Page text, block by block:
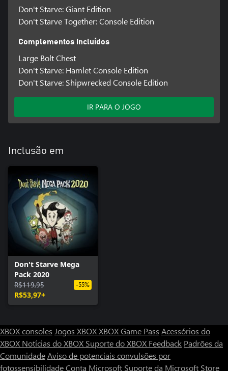
Don't Starve: Giant Edition
Don't Starve Together: Console Edition
Complementos incluídos
Large Bolt Chest
Don't Starve: Hamlet Console Edition
Don't Starve: Shipwrecked Console Edition
IR PARA O JOGO
Inclusão em
Don't Starve Mega
Pack 2020
R$119,95
R$53,97+
-55%
XBOX consoles Jogos XBOXXBOX Game Pass Acessórios do
XBOX Notícias do XBOX Suporte do XBOX Feedback Padrões da
ComunidadeAviso de potenciais convulsões por
fotossensibilidadeConta Microsoft Suporte da Microsoft Store